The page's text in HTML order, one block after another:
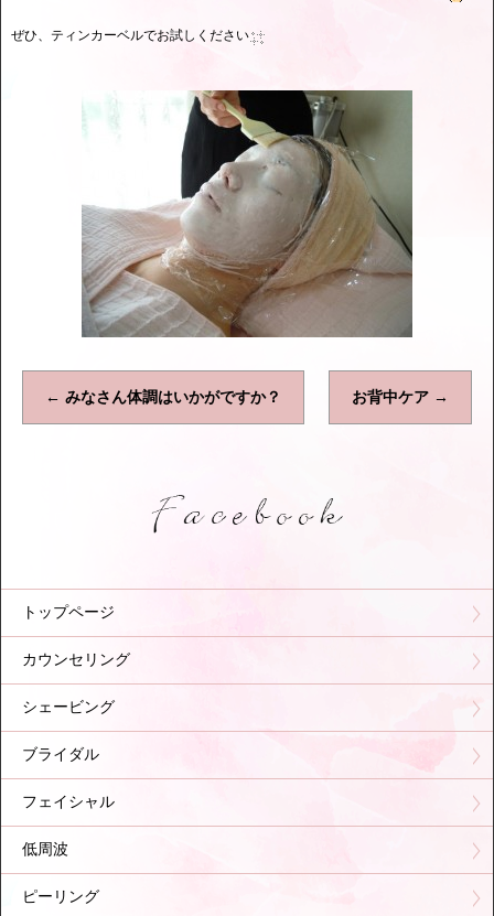
ぜひ、ティンカーベルでお試しください
← みなさん体調はいかがですか？ お背中ケア →
トップページ
カウンセリング
シェービング
ブライダル
フェイシャル
低周波
ピーリング